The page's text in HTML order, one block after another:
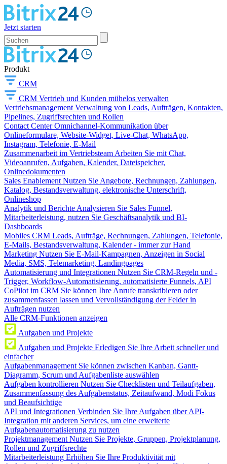
Jetzt starten
Produkt
CRM
CRM Vertrieb und Kunden mühelos verwalten
Vertriebsmanagement Verwaltung von Leads, Aufträgen, Kontakten,
Pipelines, Zugriffsrechten und Rollen
Contact Center Omnichannel-Kommunikation über
Onlineformulare, Website-Widget, Live-Chat, WhatsApp,
Instagram, Telefonie, E-Mail
Zusammenarbeit im Vertriebsteam Arbeiten Sie mit Chat,
Videoanrufen, Aufgaben, Kalender, Dateispeicher,
Onlinedokumenten
Sales Enablement Nutzen Sie Angebote, Rechnungen, Zahlungen,
Katalog, Bestandsverwaltung, elektronische Unterschrift,
Onlineshop
Analytik und Berichte Analysieren Sie Sales Funnel,
Mitarbeiterleistung, nutzen Sie Geschäftsanalytik und BI-
Dashboards
Mobiles CRM Leads, Aufträge, Rechnungen, Zahlungen, Telefonie,
E-Mails, Bestandsverwaltung, Kalender - immer zur Hand
Marketing Nutzen Sie E-Mail-Kampagnen, Anzeigen in Social
Media, SMS, Telemarketing, Landingpages
Automatisierung und Integrationen Nutzen Sie CRM-Regeln und -
Trigger, Workflow-Automatisierung, automatisierte Funnels, API
CoPilot im CRM Sie können Ihre Anrufe transkribieren oder
zusammenfassen lassen und Vervollständigung der Felder in
Aufträgen nutzen
Alle CRM-Funktionen anzeigen
Aufgaben und Projekte
Aufgaben und Projekte Erledigen Sie Ihre Arbeit schneller und
einfacher
Aufgabenmanagement Sie können zwischen Kanban, Gantt-
Diagramm, Scrum und Aufgabenliste auswählen
Aufgaben kontrollieren Nutzen Sie Checklisten und Teilaufgaben,
Zusammenfassung des Aufgabenstatus, Zeitaufwand, Modi Fokus
und Beaufsichtige
API und Integrationen Verbinden Sie Ihre Aufgaben über API-
Integration mit anderen Services, um eine erweiterte
Aufgabenautomatisierung zu nutzen
Projektmanagement Nutzen Sie Projekte, Gruppen, Projektplanung,
Rollen und Zugriffsrechte
Mitarbeiterleistung Erhöhen Sie Ihre Produktivität mit